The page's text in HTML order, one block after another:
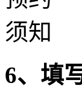
6、填